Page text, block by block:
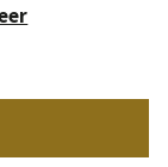
informatie
Dordogne